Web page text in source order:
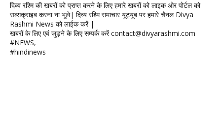
दिव्य रश्मि की खबरों को प्राप्त करने के लिए हमारे खबरों को लाइक ओर पोर्टल को
सब्सक्राइब करना ना भूले| दिव्य रश्मि समाचार यूट्यूब पर हमारे चैनल Divya
Rashmi News को लाईक करें |
खबरों के लिए एवं जुड़ने के लिए सम्पर्क करें contact@divyarashmi.com
#NEWS,
#hindinews